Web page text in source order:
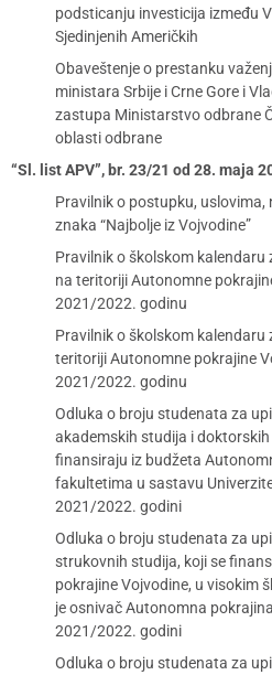
podsticanju investicija između
Sjedinjenih Američkih
Obaveštenje o prestanku
ministara Srbije i Crne Gore i
zastupa Ministarstvo odbrane
oblasti odbrane
“Sl. list APV”, br. 23/21 od 28. maja
Pravilnik o postupku, uslovima,
znaka “Najbolje iz Vojvodine”
Pravilnik o školskom kalendaru
na teritoriji Autonomne
2021/2022. godinu
Pravilnik o školskom kalendaru
teritoriji Autonomne pokrajine
2021/2022. godinu
Odluka o broju studenata za
akademskih studija i
finansiraju iz budžeta
fakultetima u sastavu
2021/2022. godini
Odluka o broju studenata za
strukovnih studija, koji se
pokrajine Vojvodine, u visokim
je osnivač Autonomna
2021/2022. godini
Odluka o broju studenata za